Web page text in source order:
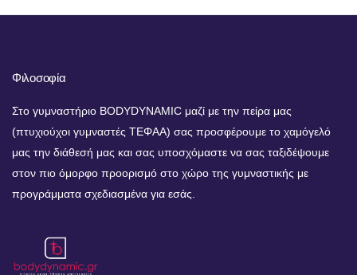
Φιλοσοφία
Στο γυμναστήριο BODYDYNAMIC μαζί με την πείρα μας
(πτυχιούχοι γυμναστές ΤΕΦΑΑ) σας προσφέρουμε το χαμόγελό
μας την διάθεσή μας και σας υποσχόμαστε να σας ταξιδέψουμε
στον πιο όμορφο προορισμό στο χώρο της γυμναστικής με
προγράμματα σχεδιασμένα για εσάς.